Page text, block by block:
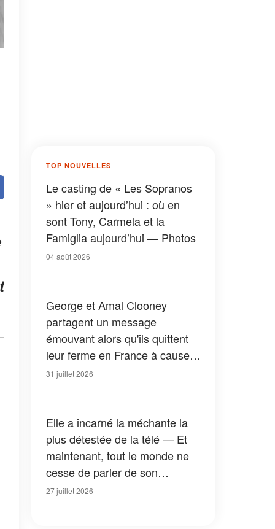
TOP NOUVELLES
Le casting de « Les Sopranos
» hier et aujourd’hui : où en
sont Tony, Carmela et la
Famiglia aujourd’hui — Photos
04 août 2026
George et Amal Clooney
partagent un message
émouvant alors qu'ils quittent
leur ferme en France à cause
des feux de forêt — Tous les
31 juillet 2026
Elle a incarné la méchante la
plus détestée de la télé — Et
maintenant, tout le monde ne
cesse de parler de son
apparition dans la nouvelle
27 juillet 2026